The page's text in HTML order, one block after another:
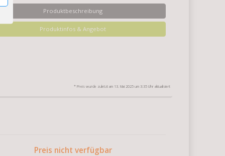
Produktbeschreibung
Produktinfos & Angebot
* Preis wurde zuletzt am 13. Mai 2025 um 3:35 Uhr aktualisiert
Preis nicht verfügbar